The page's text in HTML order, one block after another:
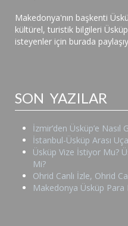
Makedonya'nın başkenti
kültürel, turistik bilgileri
isteyenler için burada
SON YAZILAR
İzmir’den Üsküp’e Nasıl
İstanbul-Üsküp Arası
Üsküp Vize İstiyor Mu?
Mi?
Ohrid Canlı İzle, Ohrid
Makedonya Üsküp Para